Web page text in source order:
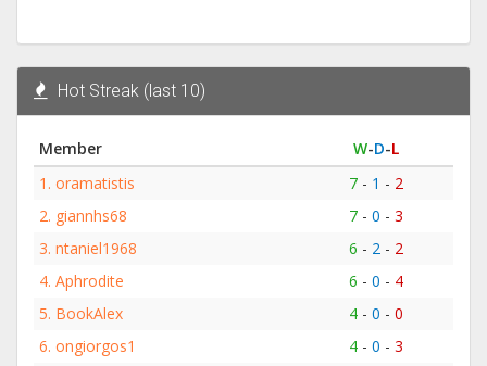
Hot Streak (last 10)
Member W-D-L
1. oramatistis 7- 1 - 2
2. giannhs68 7- 0 - 3
3. ntaniel1968 6 - 2 - 2
4. Aphrodite 6 - 0 - 4
5. BookAlex 4- 0 - 0
6. ongiorgos1 4- 0 - 3